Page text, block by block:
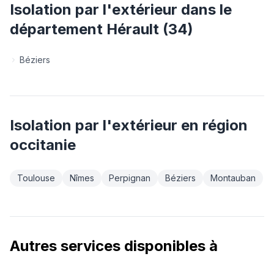
Isolation par l'extérieur dans le
département Hérault (34)
Béziers
Isolation par l'extérieur en région
occitanie
Toulouse Nîmes Perpignan Béziers Montauban
Autres services disponibles à